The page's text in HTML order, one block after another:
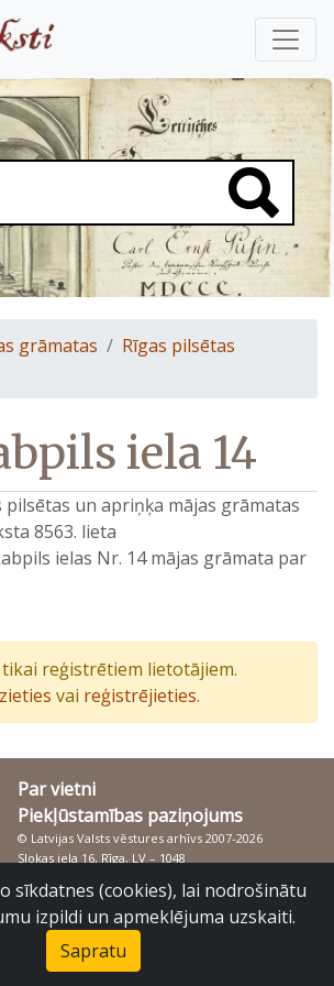
grāmatas
Rīgas pilsētas
iela 14
pilsētas un apriņķa mājas grāmatas
8563. lieta
ielas Nr. 14 mājas grāmata par
reģistrētiem lietotājiem.
vai reģistrējieties.
Par vietni
Piekļūstamības paziņojums
© Latvijas Valsts vēstures arhīvs 2007-2026
Slokas iela 16, Rīga, LV – 1048
sīkdatnes (cookies), lai nodrošinātu
izpildi un apmeklējuma uzskaiti.
Sapratu